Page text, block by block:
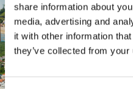
share information about
media, advertising and
it with other information
they’ve collected from